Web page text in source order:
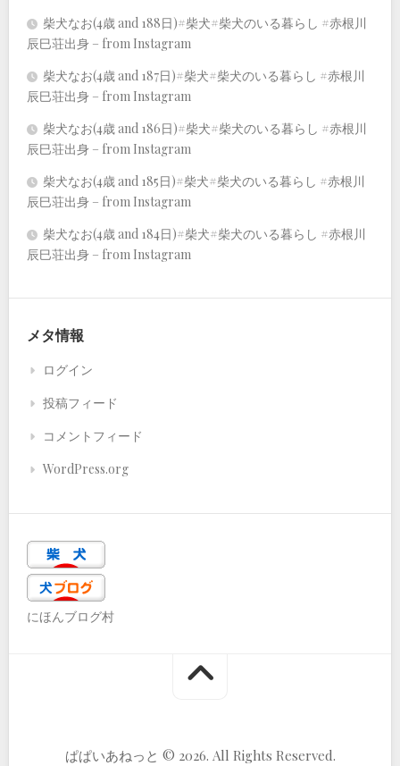
柴犬なお(4歳 and 188日)#柴犬#柴犬のいる暮らし #赤根川
辰巳荘出身 – from Instagram
柴犬なお(4歳 and 187日)#柴犬#柴犬のいる暮らし #赤根川
辰巳荘出身 – from Instagram
柴犬なお(4歳 and 186日)#柴犬#柴犬のいる暮らし #赤根川
辰巳荘出身 – from Instagram
柴犬なお(4歳 and 185日)#柴犬#柴犬のいる暮らし #赤根川
辰巳荘出身 – from Instagram
柴犬なお(4歳 and 184日)#柴犬#柴犬のいる暮らし #赤根川
辰巳荘出身 – from Instagram
メタ情報
ログイン
投稿フィード
コメントフィード
WordPress.org
にほんブログ村
ぱぱいあねっと © 2026. All Rights Reserved.